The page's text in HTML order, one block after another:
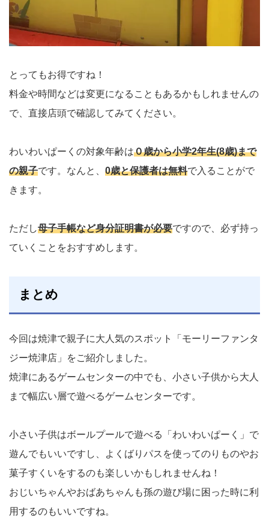
とってもお得ですね！
料金や時間などは変更になることもあるかもしれませんの
で、直接店頭で確認してみてください。
わいわいぱーくの対象年齢は０歳から小学2年生(8歳)まで
の親子です。なんと、 0歳と保護者は無料で入ることがで
きます。
ただし母子手帳など身分証明書が必要ですので、必ず持っ
ていくことをおすすめします。
まとめ
今回は焼津で親子に大人気のスポット「モーリーファンタ
ジー焼津店」をご紹介しました。
焼津にあるゲームセンターの中でも、小さい子供から大人
まで幅広い層で遊べるゲームセンターです。
小さい子供はボールプールで遊べる「わいわいぱーく」で
遊んでもいいですし、よくばりパスを使ってのりものやお
菓子すくいをするのも楽しいかもしれませんね！
おじいちゃんやおばあちゃんも孫の遊び場に困った時に利
用するのもいいですね。